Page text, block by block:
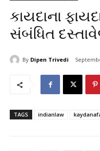
કાયદાના
સંબંધિત
By Dipen Trivedi
TAGS indianlaw